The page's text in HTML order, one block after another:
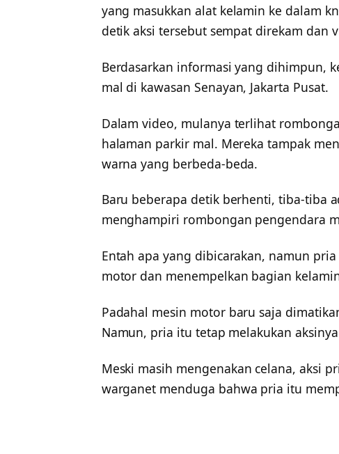
yang masukkan alat kelamin ke dalam
detik aksi tersebut sempat direkam dan
Berdasarkan informasi yang dihimpun,
mal di kawasan Senayan, Jakarta Pusat.
Dalam video, mulanya terlihat
halaman parkir mal. Mereka tampak
warna yang berbeda-beda.
Baru beberapa detik berhenti, tiba-tiba
menghampiri rombongan pengendara
Entah apa yang dibicarakan, namun
motor dan menempelkan bagian
Padahal mesin motor baru saja
Namun, pria itu tetap melakukan
Meski masih mengenakan celana, aksi
warganet menduga bahwa pria itu